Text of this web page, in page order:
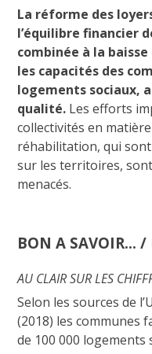
La réforme des
l’équilibre financier
combinée à la
les capacités des
logements sociaux,
qualité. Les efforts
collectivités en
réhabilitation, qui
sur les territoires,
menacés.
BON A SAVOIR… /
AU CLAIR SUR LES
Selon les sources de
(2018) les communes
de 100 000 logements